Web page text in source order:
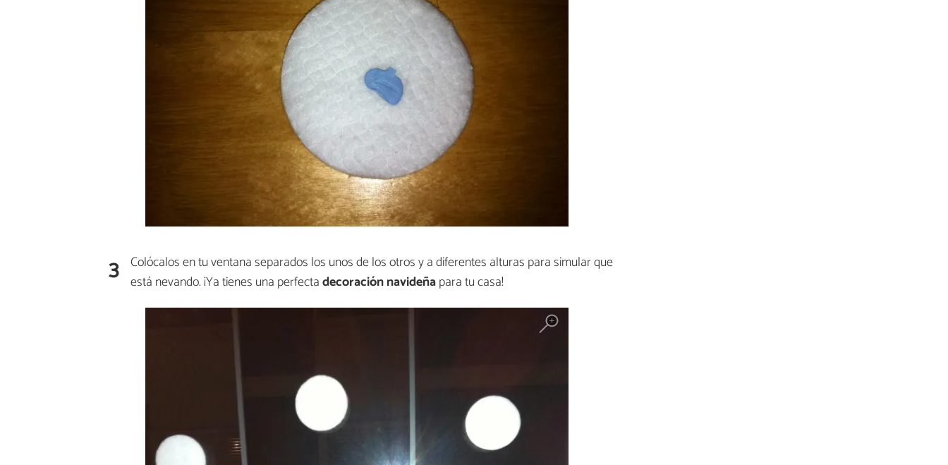
3 Colócalos en tu ventana separados los unos de los otros y a diferentes alturas para simular que
está nevando. ¡Ya tienes una perfectadecoración navideñapara tu casa!